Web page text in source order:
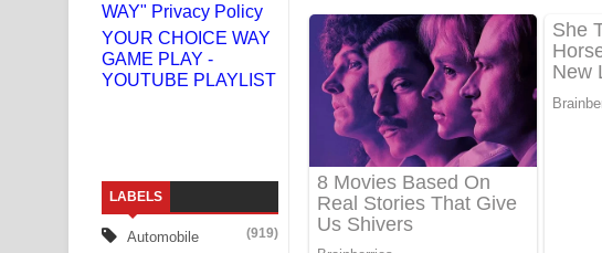
Doni Song Lyrics - දෝණි ගීතයේ පද පෙළ
Benthara Palame Song Lyrics - බෙන්තර පාලමේ ගීතයේ පද පෙළ
Sanda Babalena Song Lyrics - සඳ බැබලෙන ගීතයේ පද පෙළ
Adare Wadi Nisa Song Lyrics - ආදරේ වැඩි නිසා ගීතයේ පද පෙළ
UNUHUMA Song Lyrics - උණුහුම ගීතයේ පද පෙළ
Katakara Song Lyrics - කටකාර ගීතයේ පද පෙළ
WAY" Privacy Policy
YOUR CHOICE WAY
GAME PLAY -
YOUTUBE PLAYLIST
LABELS
Automobile (919)